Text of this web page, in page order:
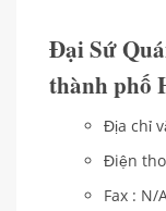
Đại Sứ
thành phố
Địa chỉ
Điện
Fax : N/